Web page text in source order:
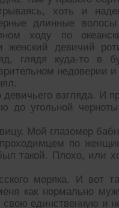
хоть и
длинные
ходу по
женский девичий
глядя куда-то
недоверии
девичьего взгляда.
до угольной
Мой глазомер
по
такой. Плохо, или
моряка. И вот
как нормально
единственную и